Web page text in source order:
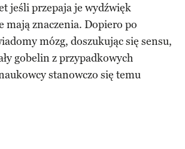
jeśli przepaja je wydźwięk
mają znaczenia. Dopiero po
mózg, doszukując się sensu,
gobelin z przypadkowych
stanowczo się temu